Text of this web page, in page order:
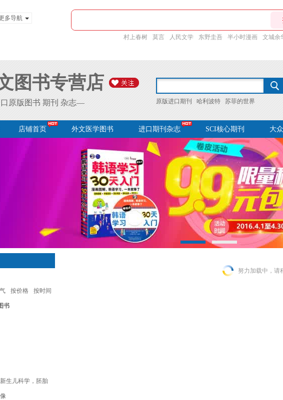
多导航
村上春树 莫言 人民文学 东野圭吾 半小时漫画 文城余
图书专营店
原版图书 期刊 杂志— 原版进口期刊 哈利波特 苏菲的世界
店铺首页 外文医学图书 进口期刊杂志 SCI核心期刊 大
按价格 按时间
书
生儿科学，胚胎
努力加载中，请